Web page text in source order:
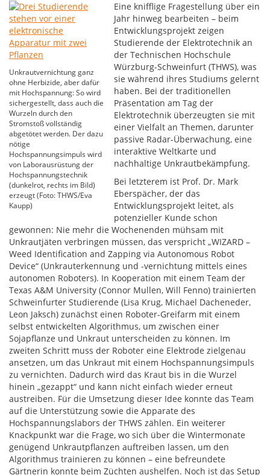
Unkrautvernichtung ganz
ohne Herbizide, aber dafür
mit Hochspannung: So wird
sichergestellt, dass auch die
Wurzeln durch den
Stromstoß vollständig
abgetötet werden. Der dazu
nötige
Hochspannungsimpuls wird
von Laborausrüstung der
Hochspannungstechnik
(dunkelrot, rechts im Bild)
erzeugt (Foto: THWS/Eva
Kaupp)
Eine knifflige Fragestellung über ein
Jahr hinweg bearbeiten – beim
Entwicklungsprojekt zeigen
Studierende der Elektrotechnik an
der Technischen Hochschule
Würzburg-Schweinfurt (THWS), was
sie während ihres Studiums gelernt
haben. Bei der traditionellen
Präsentation am Tag der
Elektrotechnik überzeugten sie mit
einer Vielfalt an Themen, darunter
passive Radar-Überwachung, eine
interaktive Weltkarte und
nachhaltige Unkrautbekämpfung.
Bei letzterem ist Prof. Dr. Mark
Eberspächer, der das
Entwicklungsprojekt leitet, als
potenzieller Kunde schon
gewonnen: Nie mehr die Wochenenden mühsam mit
Unkrautjäten verbringen müssen, das verspricht „WIZARD –
Weed Identification and Zapping via Autonomous Robot
Device“ (Unkrauterkennung und -vernichtung mittels eines
autonomen Roboters). In Kooperation mit einem Team der
Texas A&M University (Connor Mullen, Will Fenno) trainierten
Schweinfurter Studierende (Lisa Krug, Michael Dacheneder,
Leon Jaksch) zunächst einen Roboter-Greifarm mit einem
selbst entwickelten Algorithmus, um zwischen einer
Sojapflanze und Unkraut unterscheiden zu können. Im
zweiten Schritt muss der Roboter eine Elektrode zielgenau
ansetzen, um das Unkraut mit einem Hochspannungsimpuls
zu vernichten. Dadurch wird das Kraut bis in die Wurzel
hinein „gezappt“ und kann nicht einfach wieder erneut
austreiben. Für die Umsetzung dieser Idee konnte das Team
auf die Unterstützung sowie die Apparate des
Hochspannungslabors der THWS zählen. Ein weiterer
Knackpunkt war die Frage, wo sich über die Wintermonate
genügend Unkrautpflanzen auftreiben lassen, um den
Algorithmus trainieren zu können – eine befreundete
Gärtnerin konnte beim Züchten aushelfen. Noch ist das Setup